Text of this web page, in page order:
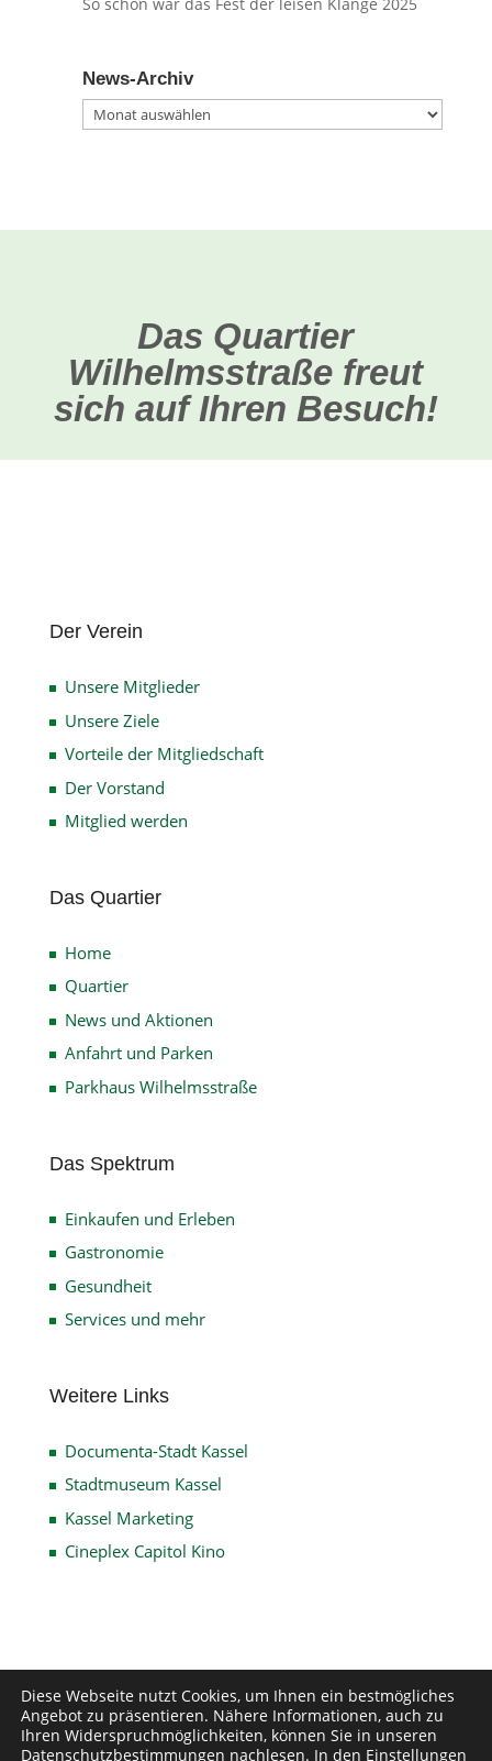
News-Archiv
News-
Archiv
Das Quartier
Wilhelmsstraße freut
sich auf Ihren Besuch!
Der Verein
Unsere Mitglieder
Unsere Ziele
Vorteile der Mitgliedschaft
Der Vorstand
Mitglied werden
Das Quartier
Home
Quartier
News und Aktionen
Anfahrt und Parken
Parkhaus Wilhelmsstraße
Das Spektrum
Einkaufen und Erleben
Gastronomie
Gesundheit
Services und mehr
Weitere Links
Documenta-Stadt Kassel
Stadtmuseum Kassel
Kassel Marketing
Cineplex Capitol Kino
Impressum Datenschutz
Disclaimer
Kontakt
Diese Webseite nutzt Cookies, um Ihnen ein bestmögliches
Angebot zu präsentieren. Nähere Informationen, auch zu
Ihren Widerspruchmöglichkeiten, können Sie in unseren
Datenschutzbestimmungen nachlesen. In den Einstellungen